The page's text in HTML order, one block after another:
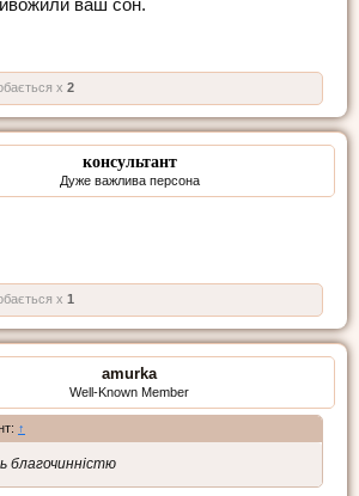
ваш сон.
x 2
консультант
Дуже важлива персона
x 1
amurka
Well-Known Member
↑
благочинністю